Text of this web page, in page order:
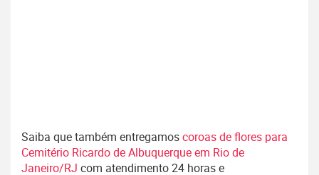
Saiba que também entregamoscoroas de flores para
Cemitério Ricardo de Albuquerque em Rio de
Janeiro/RJ com atendimento 24 horas e